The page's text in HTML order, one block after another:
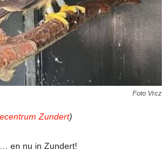
Foto Vrcz
Zundert)
en nu in Zundert!